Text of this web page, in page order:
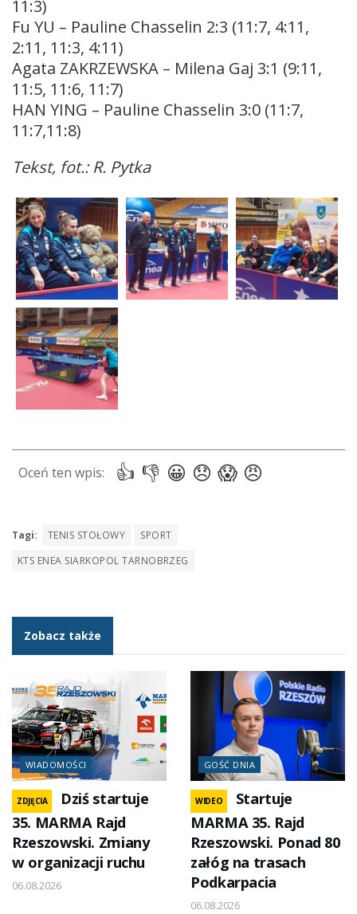
11:3)
Fu YU – Pauline Chasselin 2:3 (11:7, 4:11,
2:11, 11:3, 4:11)
Agata ZAKRZEWSKA – Milena Gaj 3:1 (9:11,
11:5, 11:6, 11:7)
HAN YING – Pauline Chasselin 3:0 (11:7,
11:7,11:8)
Tekst, fot.: R. Pytka
Tagi: TENIS STOŁOWY
SPORT
KTS ENEA SIARKOPOL TARNOBRZEG
Zobacz także
WIADOMOŚCI
ZDJĘCIA
Dziś startuje
35. MARMA Rajd
Rzeszowski. Zmiany
w organizacji ruchu
06.08.2026
GOŚĆ DNIA
WIDEO
Startuje
MARMA 35. Rajd
Rzeszowski. Ponad 80
załóg na trasach
Podkarpacia
06.08.2026